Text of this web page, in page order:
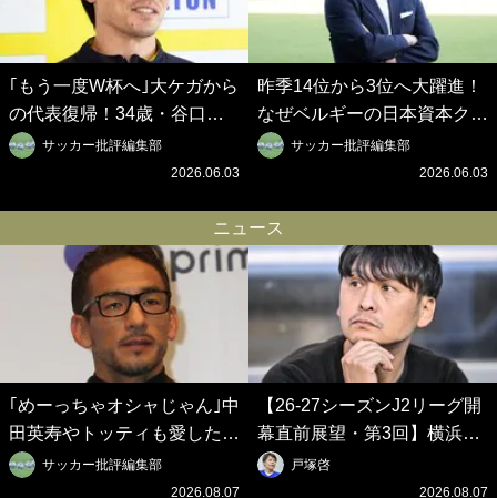
｢もう一度W杯へ｣大ケガから
の代表復帰！34歳・谷口彰
悟の奇跡を支えた日本資本の
ベルギークラブ、次なる野望
ロイデン立石敬之CEOの世
界戦略】(2)
サッカー批評編集部
2026.06.03
昨季14位から3位へ大躍進！
なぜベルギーの日本資本クラ
ブは創設102年目に歴史的快
挙を成し遂げられたのか？
之CEOの世界戦略】(1)
サッカー批評編集部
2026.06.03
ニュース
｢めーっちゃオシャじゃん｣中
田英寿やトッティも愛した名
門ローマ、新アウェイユニが
大評判！｢カッコいい｣｢好き
サッカー批評編集部
2026.08.07
【26-27シーズンJ2リーグ開
幕直前展望・第3回】横浜FC
は守備に、新潟は攻撃に課題
が 札幌は百年構想リーグの
戸塚啓
2026.08.07